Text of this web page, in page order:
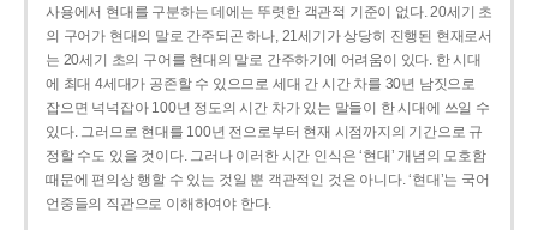
사용에서 현대를 구분하는 데에는 뚜렷한 객관적 기준이 없다. 20세기 초
의 구어가 현대의 말로 간주되곤 하나, 21세기가 상당히 진행된 현재로서
는 20세기 초의 구어를 현대의 말로 간주하기에 어려움이 있다. 한 시대
에 최대 4세대가 공존할 수 있으므로 세대 간 시간 차를 30년 남짓으로
잡으면 넉넉잡아 100년 정도의 시간 차가 있는 말들이 한 시대에 쓰일 수
있다. 그러므로 현대를 100년 전으로부터 현재 시점까지의 기간으로 규
정할 수도 있을 것이다. 그러나 이러한 시간 인식은 ‘현대’ 개념의 모호함
때문에 편의상 행할 수 있는 것일 뿐 객관적인 것은 아니다. ‘현대’는 국어
언중들의 직관으로 이해하여야 한다.